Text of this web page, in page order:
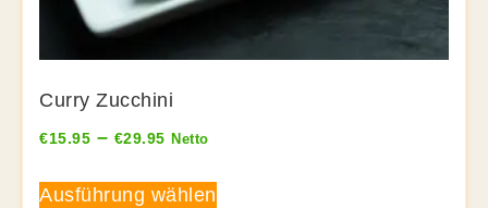
Curry Zucchini
€15.95 – €29.95 Netto
Ausführung wählen